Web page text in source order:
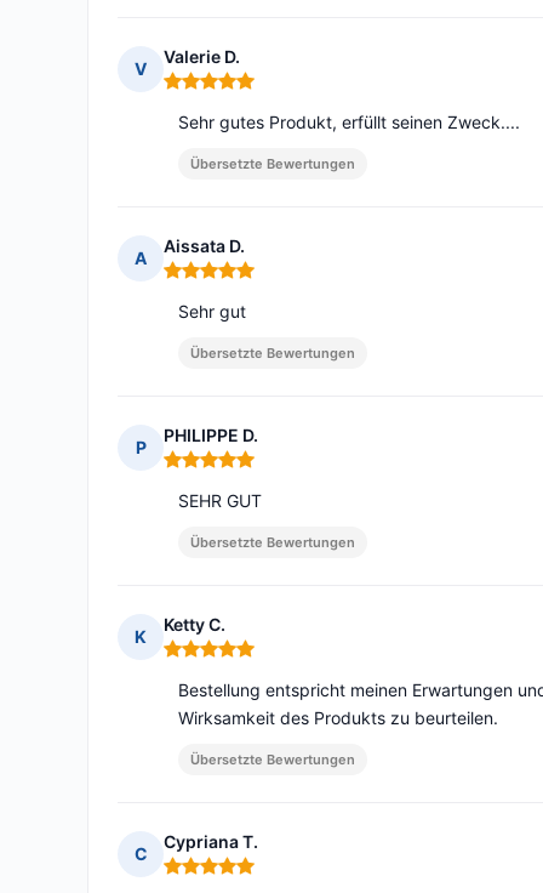
V
Valerie D.
Hinweis: 5 von 5
Sehr gutes Produkt, erfüllt seinen Zweck....
Übersetzte Bewertungen
A
Aissata D.
Hinweis: 5 von 5
Sehr gut
Übersetzte Bewertungen
P
PHILIPPE D.
Hinweis: 5 von 5
SEHR GUT
Übersetzte Bewertungen
K
Ketty C.
Hinweis: 5 von 5
Bestellung entspricht meinen Erwartungen
Wirksamkeit des Produkts zu beurteilen.
Übersetzte Bewertungen
C
Cypriana T.
Hinweis: 5 von 5